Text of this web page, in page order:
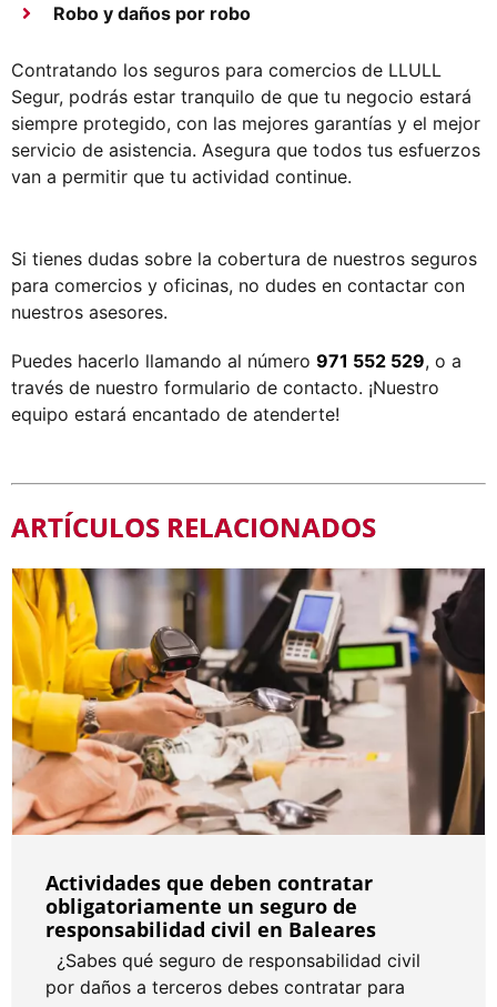
Robo y daños por robo
Contratando los seguros para comercios de LLULL
Segur, podrás estar tranquilo de que tu negocio estará
siempre protegido, con las mejores garantías y el mejor
servicio de asistencia. Asegura que todos tus esfuerzos
van a permitir que tu actividad continue.
Si tienes dudas sobre la cobertura de nuestros seguros
para comercios y oficinas, no dudes en contactar con
nuestros asesores.
Puedes hacerlo llamando al número 971 552 529, o a
través de nuestro formulario de contacto. ¡Nuestro
equipo estará encantado de atenderte!
ARTÍCULOS RELACIONADOS
Actividades que deben contratar
obligatoriamente un seguro de
responsabilidad civil en Baleares
Actividades que deben contratar
obligatoriamente un seguro de
responsabilidad civil en Baleares
¿Sabes qué seguro de responsabilidad civil
por daños a terceros debes contratar para